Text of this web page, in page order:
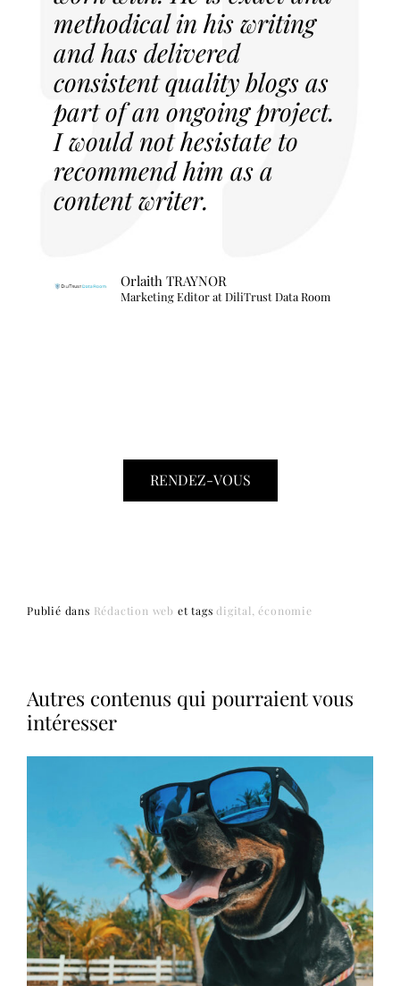
methodical in his writing
and has delivered
consistent quality blogs as
part of an ongoing project.
I would not hesistate to
recommend him as a
content writer.
Orlaith TRAYNOR
Marketing Editor at DiliTrust Data Room
RENDEZ-VOUS
Publié dans Rédaction web ettagsdigital économie
Autres contenus qui pourraient vous
intéresser